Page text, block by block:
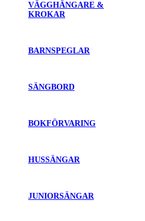
VÄGGHÄNGARE &
KROKAR
BARNSPEGLAR
SÄNGBORD
BOKFÖRVARING
HUSSÄNGAR
JUNIORSÄNGAR